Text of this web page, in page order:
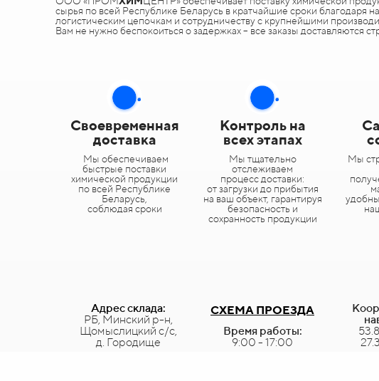
сырья по всей Республике Беларусь в кратчайшие сроки благодаря
логистическим цепочкам и сотрудничеству с крупнейшими
Вам не нужно беспокоиться о задержках – все заказы доставляются
Своевременная
доставка
Мы обеспечиваем
быстрые поставки
химической продукции
по всей Республике
Беларусь,
соблюдая сроки
Контроль на
всех этапах
Мы тщательно
отслеживаем
процесс доставки:
от загрузки до прибытия
на ваш объект, гарантируя
безопасность и
сохранность продукции
Мы
Адрес склада:
РБ, Минский р-н,
Щомыслицкий с/с,
д. Городище
СХЕМА ПРОЕЗДА
Время работы:
9:00 - 17:00